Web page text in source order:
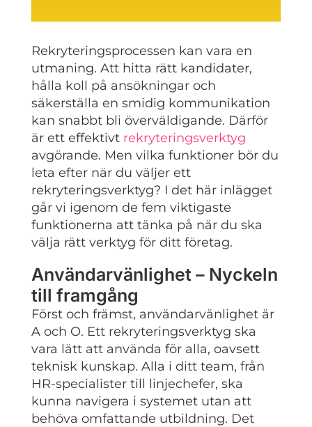
Rekryteringsprocessen kan vara en
utmaning. Att hitta rätt kandidater,
hålla koll på ansökningar och
säkerställa en smidig kommunikation
kan snabbt bli överväldigande. Därför
är ett effektivt rekryteringsverktyg
avgörande. Men vilka funktioner bör du
leta efter när du väljer ett
rekryteringsverktyg? I det här inlägget
går vi igenom de fem viktigaste
funktionerna att tänka på när du ska
välja rätt verktyg för ditt företag.
Användarvänlighet – Nyckeln
till framgång
Först och främst, användarvänlighet är
A och O. Ett rekryteringsverktyg ska
vara lätt att använda för alla, oavsett
teknisk kunskap. Alla i ditt team, från
HR-specialister till linjechefer, ska
kunna navigera i systemet utan att
behöva omfattande utbildning. Det